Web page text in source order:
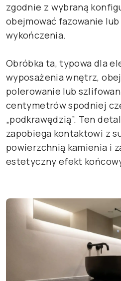
zgodnie z wybraną
obejmować fazowanie
wykończenia.
Obróbka ta, typowa dla
wyposażenia wnętrz,
polerowanie lub
centymetrów spodniej
„podkrawędzią”. Ten
zapobiega kontaktowi z
powierzchnią kamienia i
estetyczny efekt